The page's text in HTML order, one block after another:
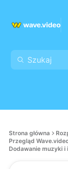
Strona główna
Przegląd
Dodawanie muzyki